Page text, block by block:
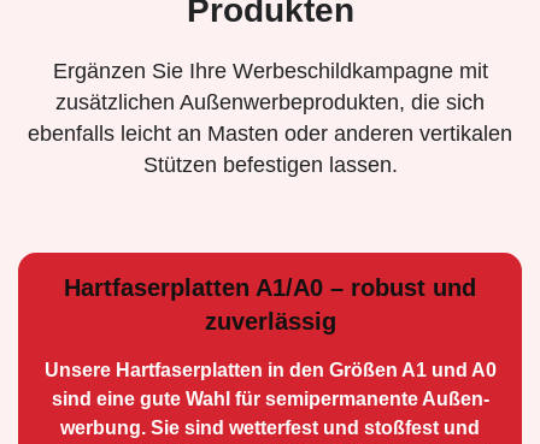
Produkten
Ergänzen Sie Ihre Werbeschildkampagne mit
zusätzlichen Außenwerbeprodukten, die sich
ebenfalls leicht an Masten oder anderen vertikalen
Stützen befestigen lassen.
Hartfaserplatten A1/A0 – robust und
zuverlässig
Unsere Hartfaserplatten in den Größen A1 und A0
sind eine gute Wahl für semiperma­nente Außen­
werbung. Sie sind wetterfest und stoßfest und